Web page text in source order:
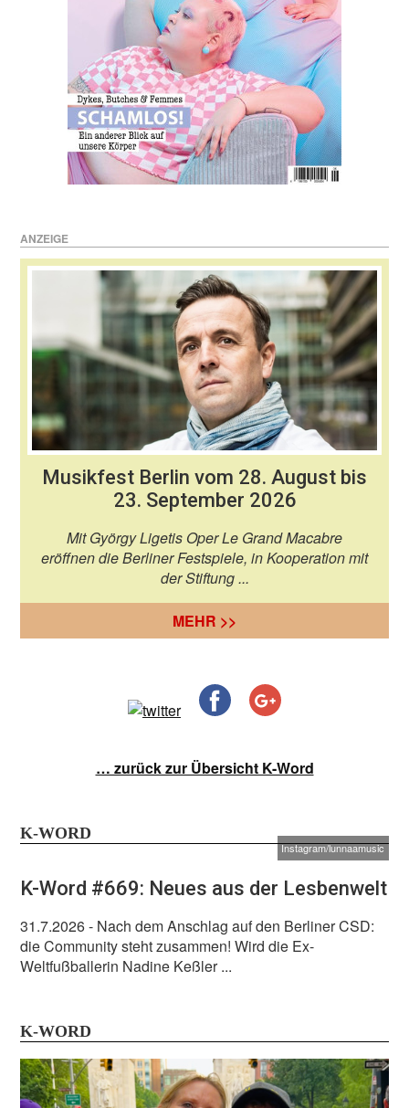
ANZEIGE
Musikfest Berlin vom 28. August bis
23. September 2026
Mit György Ligetis Oper Le Grand Macabre
eröffnen die Berliner Festspiele, in Kooperation mit
der Stiftung ...
MEHR >>
… zurück zur Übersicht K-Word
K-WORD
Instagram/lunnaamusic
K-Word #669: Neues aus der Lesbenwelt
31.7.2026- Nach dem Anschlag auf den Berliner CSD:
die Community steht zusammen! Wird die Ex-
Weltfußballerin Nadine Keßler ...
K-WORD